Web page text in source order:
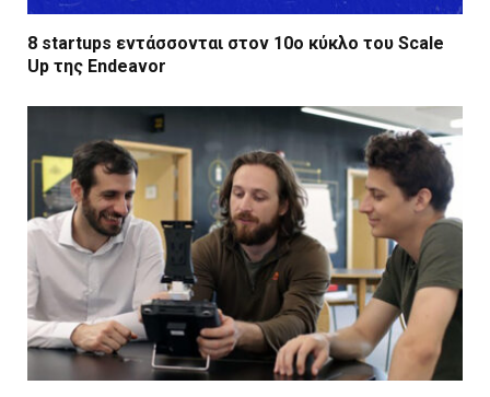
8 startups εντάσσονται στον 10ο κύκλο του Scale
Up της Endeavor